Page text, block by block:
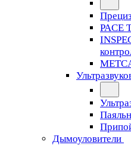
PACE
Дымоуловители